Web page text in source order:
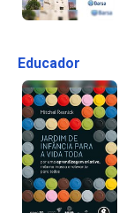
Educador